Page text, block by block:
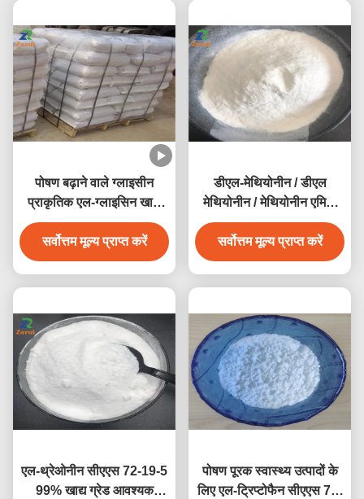
पोषण बढ़ाने वाले ग्लाइसीन
प्राकृतिक एल-ग्लाइसिन खाद्य
पूरक सीएएस 56-40-6
सर्वोत्तम मूल्य प्राप्त करें
डीएल-मेथियोनीन / डीएल
मेथियोनीन / मेथियोनीन एमिनो
एसिड पाउडर सीएएस 59-51-8
सर्वोत्तम मूल्य प्राप्त करें
एल-थ्रेओनीन सीएएस 72-19-5
99% खाद्य ग्रेड आवश्यक
पोषण पूरक स्वास्थ्य उत्पादों के
लिए एल-ट्रिप्टोफैन सीएएस 73-